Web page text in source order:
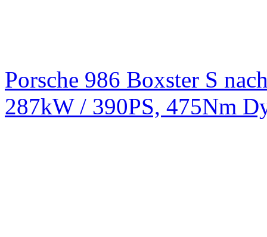
Porsche 986 Boxster S
287kW / 390PS, 475Nm